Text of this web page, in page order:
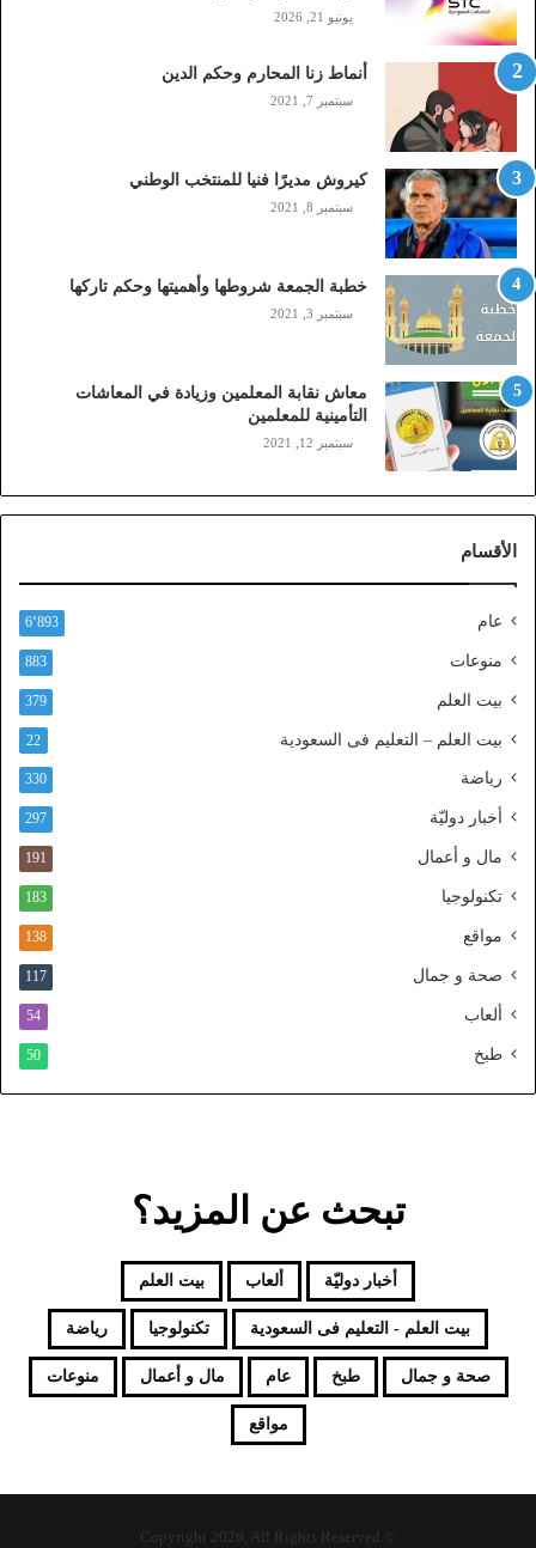
ل
(
s
,
م
و
ب
ا
ي
ل
ي
ز
ي
ن
)
ا
ل
ف
ا
ا
ط
ا
م
و
د
يونيو 21, 2026
أنماط زنا المحارم وحكم الدين
سبتمبر 7, 2021
كيروش مديرًا فنيا للمنتخب الوطني
سبتمبر 8, 2021
خطبة الجمعة شروطها وأهميتها وحكم تاركها
سبتمبر 3, 2021
معاش نقابة المعلمين وزيادة في المعاشات
التأمينية للمعلمين
سبتمبر 12, 2021
الأقسام
عام 6٬893
منوعات 883
بيت العلم 379
بيت العلم – التعليم فى السعودية 22
رياضة 330
أخبار دوليّة 297
مال و أعمال 191
تكنولوجيا 183
مواقع 138
صحة و جمال 117
ألعاب 54
طبخ 50
تبحث عن المزيد؟
أخبار دوليّة ألعاب بيت العلم
بيت العلم - التعليم فى السعودية تكنولوجيا رياضة
صحة و جمال طبخ عام مال و أعمال منوعات
مواقع